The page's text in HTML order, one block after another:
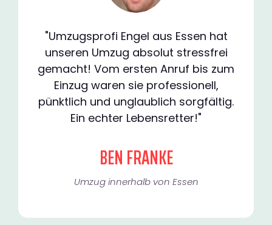
"Umzugsprofi Engel aus Essen hat
unseren Umzug absolut stressfrei
gemacht! Vom ersten Anruf bis zum
Einzug waren sie professionell,
pünktlich und unglaublich sorgfältig.
Ein echter Lebensretter!"
BEN FRANKE
Umzug innerhalb von Essen​